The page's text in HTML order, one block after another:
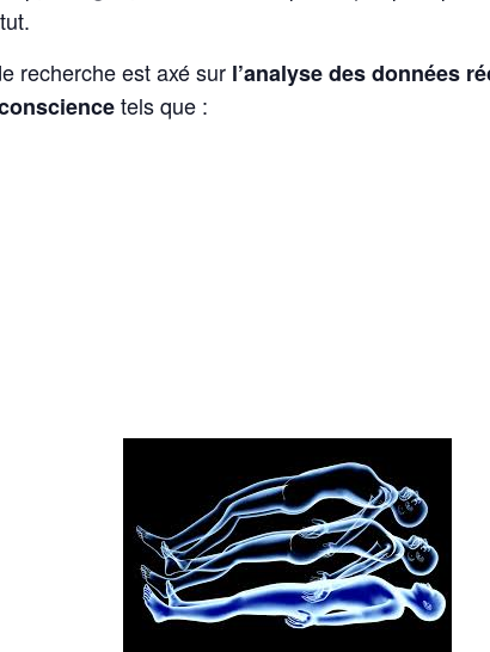
recherche est axé sur l’analyse des données
tels que :